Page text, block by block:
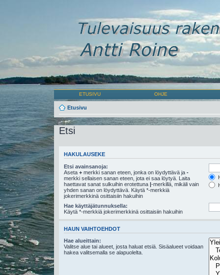
ETUSIVU OHJE
Etusivu
Etsi
HAKULAUSEKE
Etsi avainsanoja:
Aseta + merkki sanan eteen, jonka on löydyttävä ja -
merkki sellaisen sanan eteen, jota ei saa löytyä. Laita
haettavat sanat sulkuihin erotettuna |-merkillä, mikäli vain
yhden sanan on löydyttävä. Käytä *-merkkiä
jokerimerkkinä osittaisiin hakuihin
Hae käyttäjätunnuksella:
Käytä *-merkkiä jokerimerkkinä osittaisiin hakuihin
HAUN VAIHTOEHDOT
Hae alueittain:
Valitse alue tai alueet, josta haluat etsiä. Sisäalueet voidaan
hakea valitsemalla se alapuolelta.